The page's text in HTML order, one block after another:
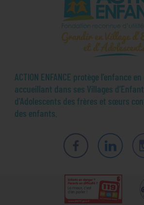
ACTION ENFANCE protège l’enfance
accueillant dans ses Villages
d'Adolescents des frères et sœurs
des enfants.